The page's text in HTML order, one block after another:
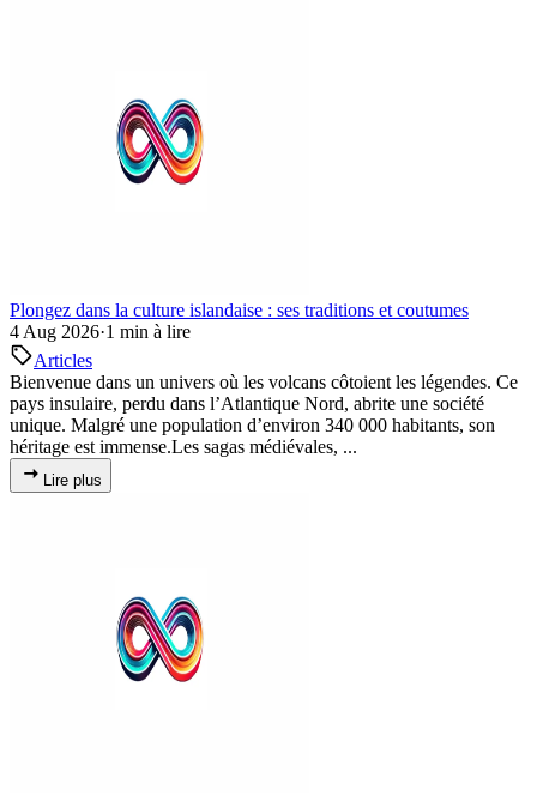
Plongez dans la culture islandaise : ses traditions et coutumes
4 Aug 2026·1 min à lire
Articles
Bienvenue dans un univers où les volcans côtoient les légendes. Ce
pays insulaire, perdu dans l’Atlantique Nord, abrite une société
unique. Malgré une population d’environ 340 000 habitants, son
héritage est immense.Les sagas médiévales, ...
Lire plus